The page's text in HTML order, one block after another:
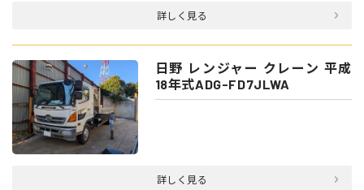
詳しく見る
日野 レンジャー クレーン 平成
18年式ADG-FD7JLWA
詳しく見る